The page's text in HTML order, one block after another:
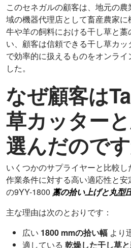
このセネガルの顧客は、地元の
域の機器代理店として畜産農家に
牛や羊の飼料における干し草と
い、顧客は信頼できる干し草カ
で効率的に扱えるものをオンラ
した。
なぜ顧客は
草カッター
選んだので
いくつかのサプライヤーと比較
作業条件に対する高い適応性と
の9YY-1800 藁の拾い上げと丸型
主な理由は次のとおりです：
広い 1800 mmの拾い幅 より
適している 乾燥した干し草